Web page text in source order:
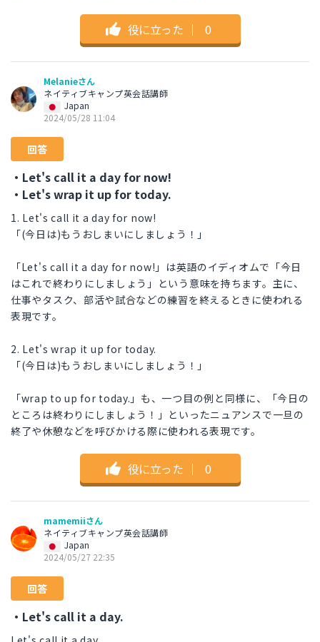
役に立った ｜ 0
Melanieさん
ネイティブキャンプ英会話講師
Japan
2024/05/28 11:04
回答
・Let's call it a day for now!
・Let's wrap it up for today.
1. Let's call it a day for now!
「(今日は)もうおしまいにしましょう！」
「Let's call it a day for now!」は英語のイディオムで「今日
はこれで終わりにしましょう」という意味を持ちます。主に、
仕事やタスク、部活や試合などの練習を終えるときに使われる
表現です。
2. Let's wrap it up for today.
「(今日は)もうおしまいにしましょう！」
「wrap to up for today.」も、一つ目の例と同様に、「今日の
ところは終わりにしましょう！」といったニュアンスで一旦の
終了や休憩などを呼びかける際に使われる表現です。
役に立った ｜ 0
mamemiiさん
ネイティブキャンプ英会話講師
Japan
2024/05/27 22:35
回答
・Let's call it a day.